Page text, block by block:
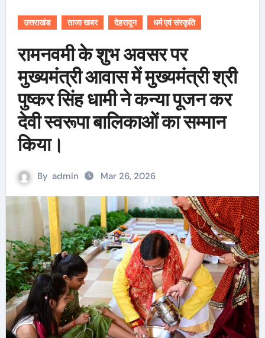
उत्तराखंड ताजा खबर देहरादून धर्म एवं संस्कृति
रामनवमी के शुभ अवसर पर
मुख्यमंत्री आवास में मुख्यमंत्री श्री
पुष्कर सिंह धामी ने कन्या पूजन कर
देवी स्वरूपा बालिकाओं का सम्मान
किया।
By admin Mar 26, 2026